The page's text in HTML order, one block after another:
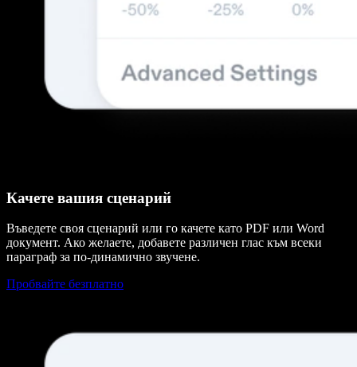
Качете вашия сценарий
Въведете своя сценарий или го качете като PDF или Word
документ. Ако желаете, добавете различен глас към всеки
параграф за по-динамично звучене.
Пробвайте безплатно